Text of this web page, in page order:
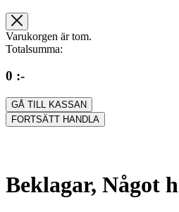
Varukorgen är tom.
Totalsumma:
0 :-
GÅ TILL KASSAN
FORTSÄTT HANDLA
Beklagar, Något